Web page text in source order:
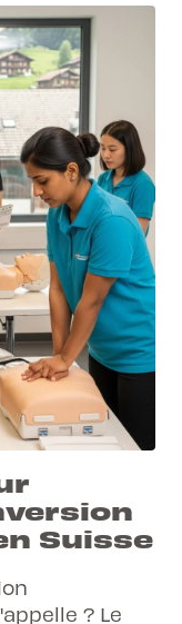
Suisse
? Le